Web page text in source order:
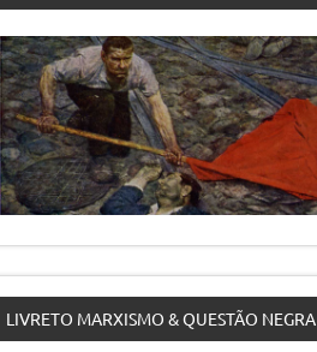
LIVRETO MARXISMO & QUESTÃO NEGRA